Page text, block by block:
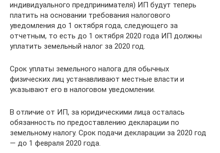
индивидуального предпринимателя) ИП будут теперь
платить на основании требования налогового
уведомления до 1 октября года, следующего за
отчетным, то есть до 1 октября 2020 года ИП должны
уплатить земельный налог за 2020 год.
Срок уплаты земельного налога для обычных
физических лиц устанавливают местные власти и
указывают его в налоговом уведомлении.
В отличие от ИП, за юридическими лица осталась
обязанность по предоставлению декларации по
земельному налогу. Срок подачи декларации за 2020 год
— до 1 февраля 2020 года.